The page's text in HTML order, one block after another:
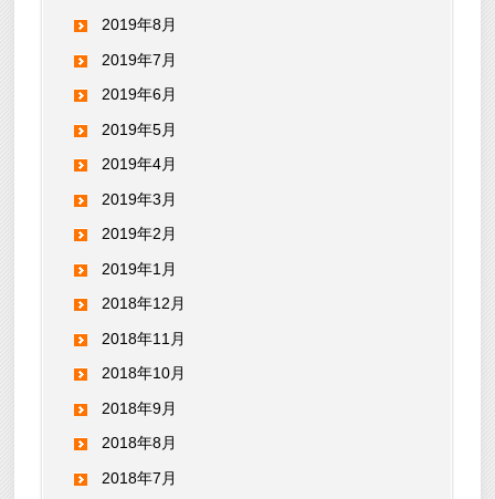
2019年8月
2019年7月
2019年6月
2019年5月
2019年4月
2019年3月
2019年2月
2019年1月
2018年12月
2018年11月
2018年10月
2018年9月
2018年8月
2018年7月